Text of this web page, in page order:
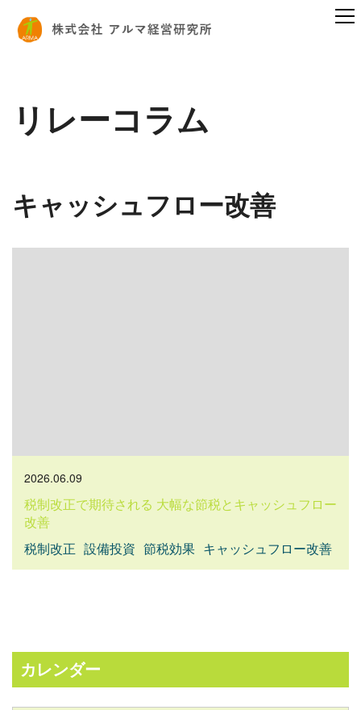
リレーコラム
キャッシュフロー改善
税制改正で期待される 大幅な節税とキャッシュフロー
改善
2026.06.09
税制改正 設備投資 節税効果 キャッシュフロー改善
カレンダー